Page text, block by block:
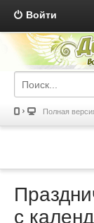
Войти
Полная
с